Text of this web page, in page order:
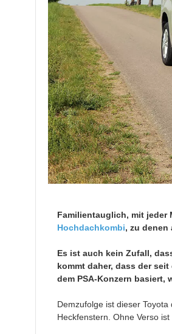
Familientauglich, mit jeder
Hochdachkombi, zu denen
Es ist auch kein Zufall,
kommt daher, dass der
dem PSA-Konzern basiert,
Demzufolge ist dieser
Heckfenstern. Ohne Verso